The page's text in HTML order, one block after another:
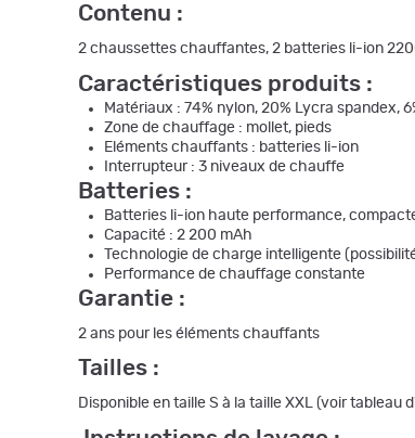
Contenu :
2 chaussettes chauffantes, 2 batteries li-ion
Caractéristiques produits :
Matériaux : 74% nylon, 20% Lycra spandex,
Zone de chauffage : mollet, pieds
Eléments chauffants : batteries li-ion
Interrupteur : 3 niveaux de chauffe
Batteries :
Batteries li-ion haute performance,
Capacité : 2 200 mAh
Technologie de charge intelligente
Performance de chauffage constante
Garantie :
2 ans pour les éléments chauffants
Tailles :
Disponible en taille S à la taille XXL (voir tableau